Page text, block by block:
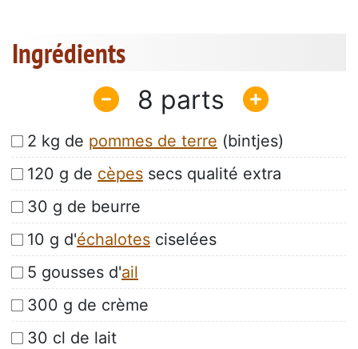
Ingrédients
8
2 kg de pommes de terre (bintjes)
120 g de cèpes secs qualité extra
30 g de beurre
10 g d'échalotes ciselées
5 gousses d'ail
300 g de crème
30 cl de lait